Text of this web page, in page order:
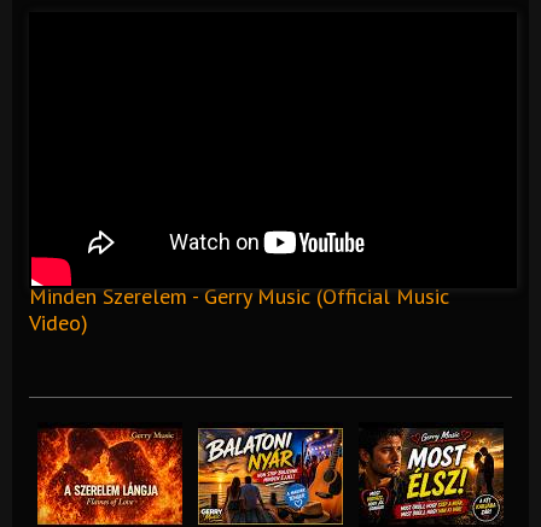
Minden Szerelem - Gerry Music (Official Music
Video)